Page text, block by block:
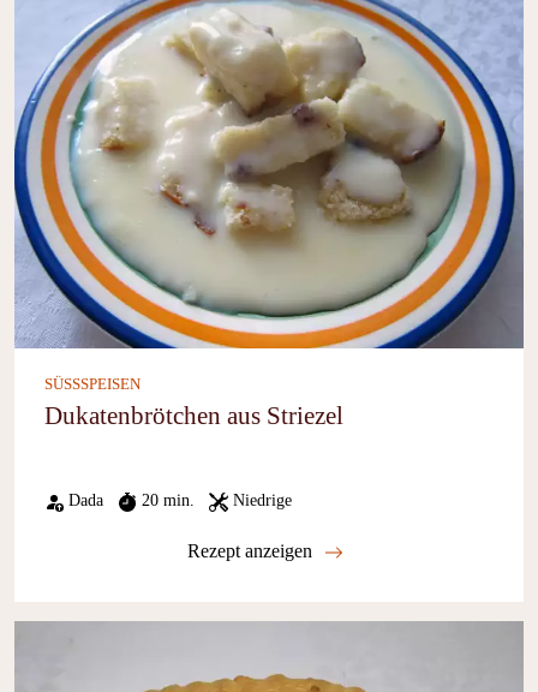
SÜSSSPEISEN
Dukatenbrötchen aus Striezel
Dada 20 min. Niedrige
Rezept anzeigen